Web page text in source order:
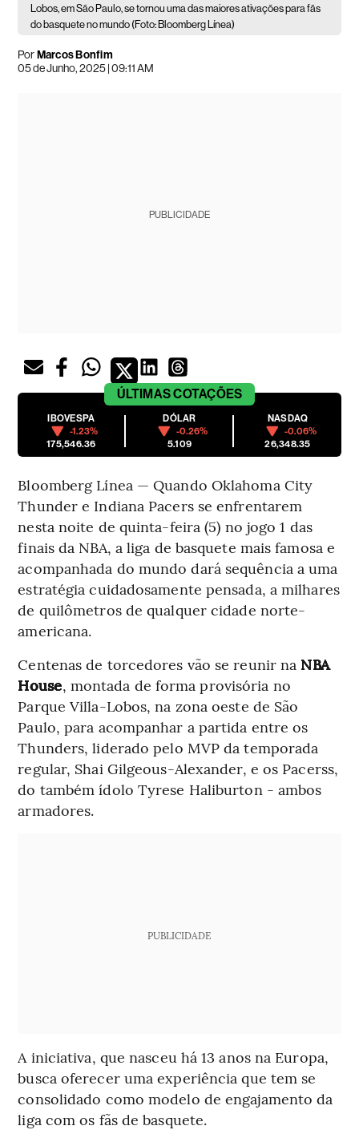
Lobos, em São Paulo, se tornou uma das maiores ativações para fãs
do basquete no mundo (Foto: Bloomberg Línea)
PorMarcos Bonfim
05 de Junho, 2025 | 09:11 AM
PUBLICIDADE
ÚLTIMASCOTAÇÕES
IBOVESPA
-1.23%
175,546.36
DÓLAR
-0.26%
5.109
NASDAQ
-0.06%
26,348.35
Bloomberg Línea — Quando Oklahoma City
Thunder e Indiana Pacers se enfrentarem
nesta noite de quinta-feira (5) no jogo 1 das
finais da NBA, a liga de basquete mais famosa e
acompanhada do mundo dará sequência a uma
estratégia cuidadosamente pensada, a milhares
de quilômetros de qualquer cidade norte-
americana.
Centenas de torcedores vão se reunir na NBA
House, montada de forma provisória no
Parque Villa-Lobos, na zona oeste de São
Paulo, para acompanhar a partida entre os
Thunders, liderado pelo MVP da temporada
regular, Shai Gilgeous-Alexander, e os Pacerss,
do também ídolo Tyrese Haliburton - ambos
armadores.
PUBLICIDADE
A iniciativa, que nasceu há 13 anos na Europa,
busca oferecer uma experiência que tem se
consolidado como modelo de engajamento da
liga com os fãs de basquete.